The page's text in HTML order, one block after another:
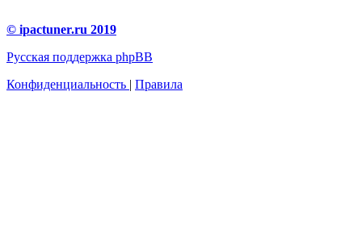
© ipactuner.ru 2019
Русская поддержка phpBB
Конфиденциальность | Правила